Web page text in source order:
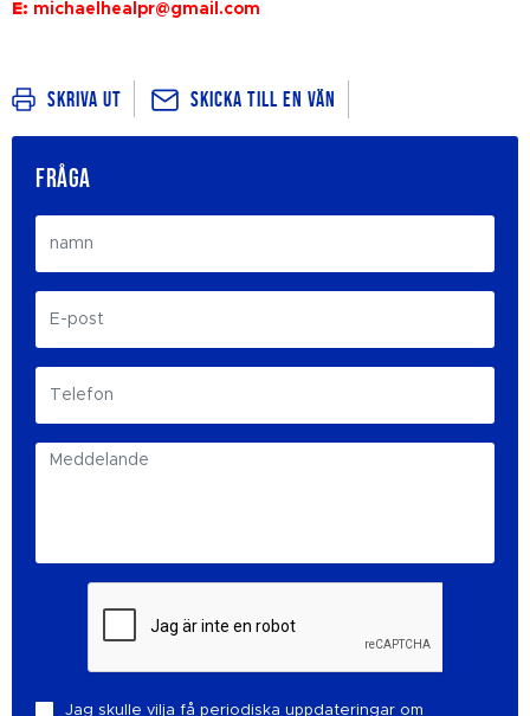
E: michaelhealpr@gmail.com
Skriva ut Skicka till en vän
FRÅGA
Jag skulle vilja få periodiska uppdateringar om